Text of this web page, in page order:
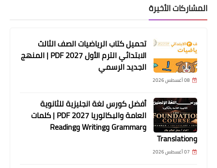
المشاركات الأخيرة
تحميل كتاب الرياضيات الصف الثالث
الابتدائي الترم الأول 2027 PDF | المنهج
الجديد الرسمي
08 أغسطس 2026
أفضل كورس لغة انجليزية للثانوية
العامة والبكالوريا 2027 PDF | كلمات
وGrammar وWriting وReading
وTranslation
07 أغسطس 2026